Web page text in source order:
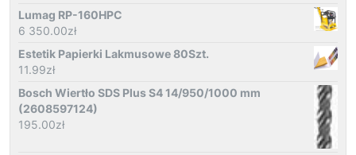
Lumag RP-160HPC
6 350.00zł
Estetik Papierki Lakmusowe 80Szt.
11.99zł
Bosch Wiertło SDS Plus S4 14/950/1000 mm
(2608597124)
195.00zł